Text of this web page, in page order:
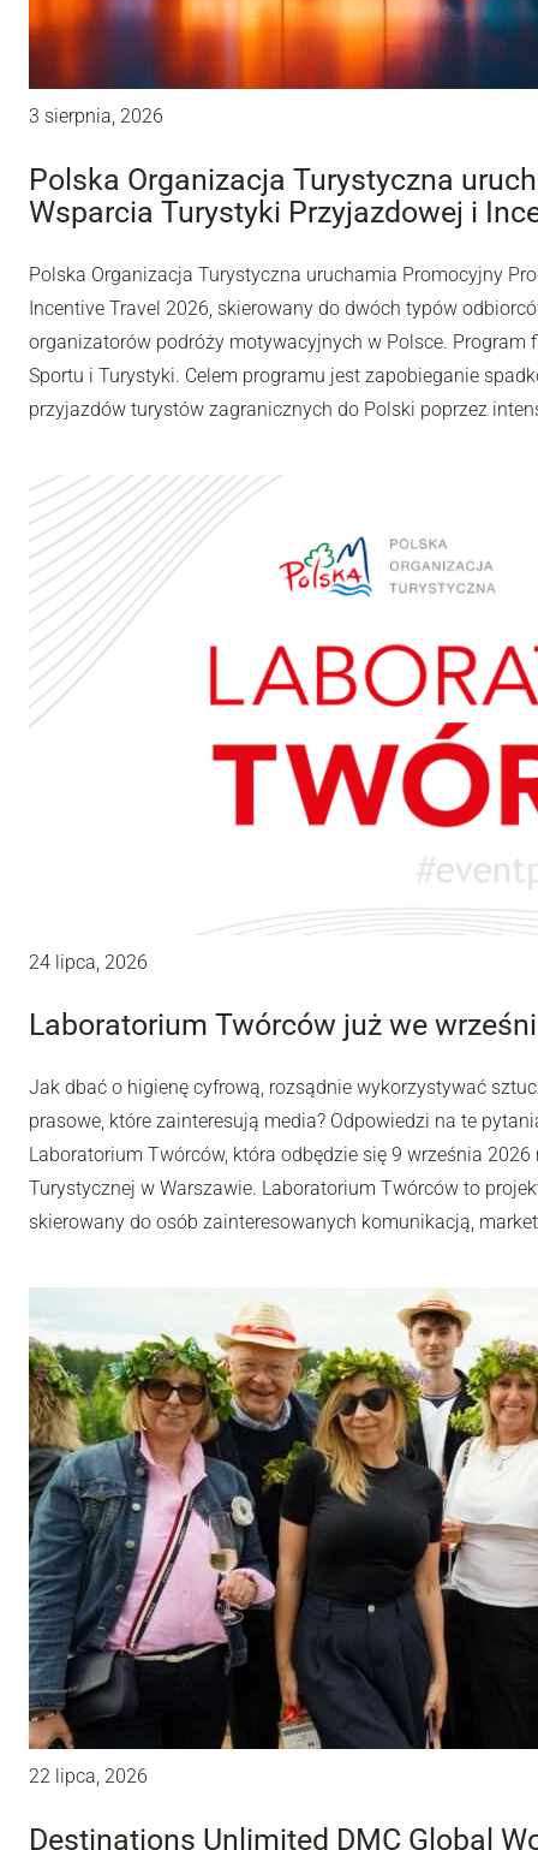
3 sierpnia, 2026
Polska Organizacja Turystyczna
Wsparcia Turystyki Przyjazdowej i
Polska Organizacja Turystyczna uruchamia Promocyjny
Incentive Travel 2026, skierowany do dwóch typów
organizatorów podróży motywacyjnych w Polsce.
Sportu i Turystyki. Celem programu jest zapobieganie
przyjazdów turystów zagranicznych do Polski poprzez
24 lipca, 2026
Laboratorium Twórców już we
Jak dbać o higienę cyfrową, rozsądnie wykorzystywać
prasowe, które zainteresują media? Odpowiedzi na te
Laboratorium Twórców, która odbędzie się 9 września
Turystycznej w Warszawie. Laboratorium Twórców to
skierowany do osób zainteresowanych komunikacją,
22 lipca, 2026
Destinations Unlimited DMC Global